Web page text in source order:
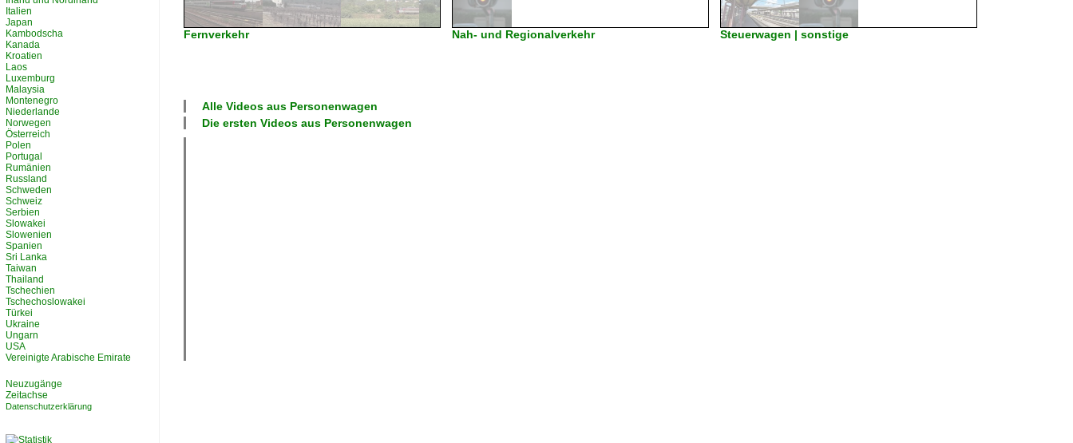
Fernverkehr Nah- und Regionalverkehr Steuerwagen | sonstige
Alle Videos aus Personenwagen
Die ersten Videos aus Personenwagen
Italien
Japan
Kambodscha
Kanada
Kroatien
Laos
Luxemburg
Malaysia
Montenegro
Niederlande
Norwegen
Österreich
Polen
Portugal
Rumänien
Russland
Schweden
Schweiz
Serbien
Slowakei
Slowenien
Spanien
Sri Lanka
Taiwan
Thailand
Tschechien
Tschechoslowakei
Türkei
Ukraine
Ungarn
USA
Vereinigte Arabische Emirate
Neuzugänge
Zeitachse
Datenschutzerklärung